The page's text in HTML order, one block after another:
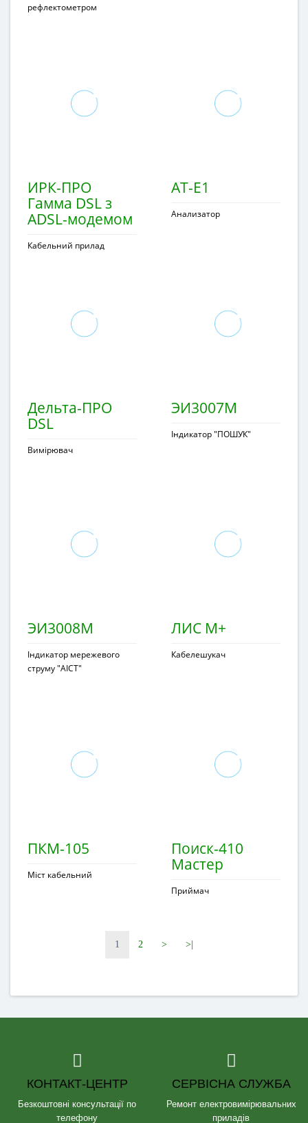
рефлектометром
ИРК-ПРО
Гамма DSL з
ADSL-модемом
Кабельний прилад
АТ-Е1
Анализатор
Дельта-ПРО
DSL
Вимірювач
ЭИ3007М
Індикатор "ПОШУК"
ЭИ3008М
Індикатор мережевого
струму "АІСТ"
ЛИС М+
Кабелешукач
ПКМ-105
Міст кабельний
Поиск-410
Мастер
Приймач
1 2 > >|
КОНТАКТ-ЦЕНТР
Безкоштовні консультації по
телефону
СЕРВІСНА СЛУЖБА
Ремонт електровимірювальних
приладів